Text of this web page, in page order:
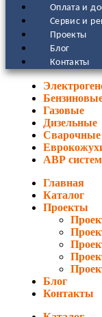
Оплата и
Сервис и
Проекты
Блог
Контакты
Газовые
Дизельные
Сварочные
АВР
Главная
Каталог
Проекты
Блог
Контакты